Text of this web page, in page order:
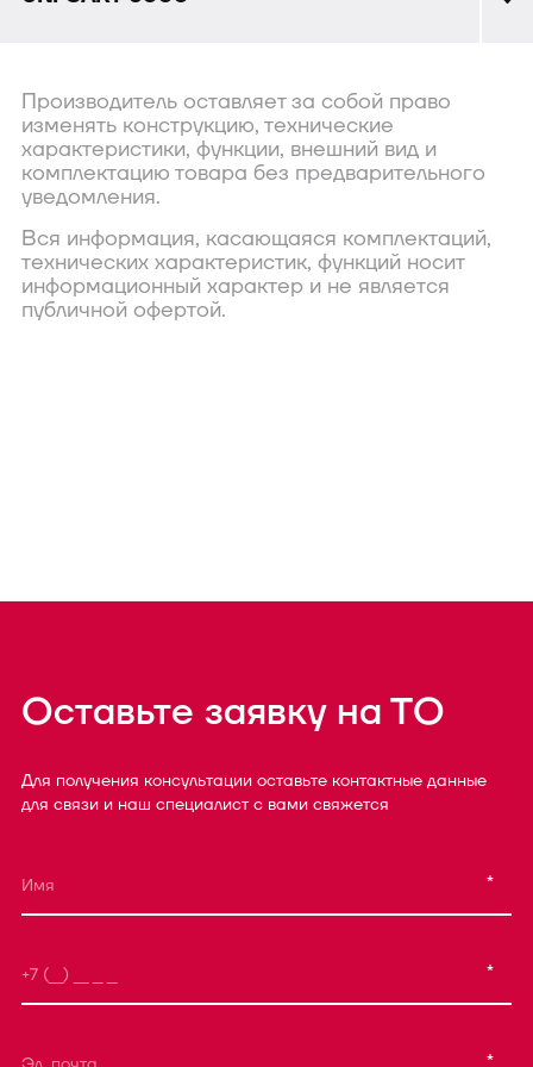
Производитель оставляет за собой право
изменять конструкцию, технические
характеристики, функции, внешний вид и
комплектацию товара без предварительного
уведомления.
Вся информация, касающаяся комплектаций,
технических характеристик, функций носит
информационный характер и не является
публичной офертой.
Оставьте заявку на ТО
Для получения консультации оставьте контактные данные
для связи и наш специалист с вами свяжется
*
*
*